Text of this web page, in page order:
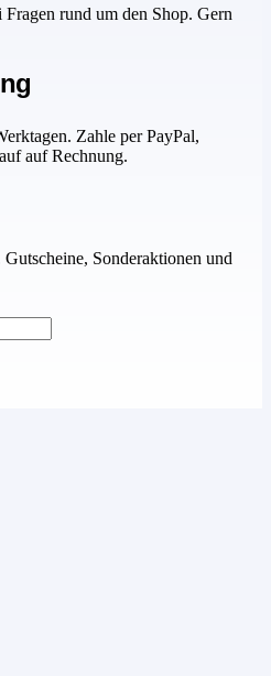
rund um den Shop. Gern
Zahle per PayPal,
auf Rechnung.
Sonderaktionen und